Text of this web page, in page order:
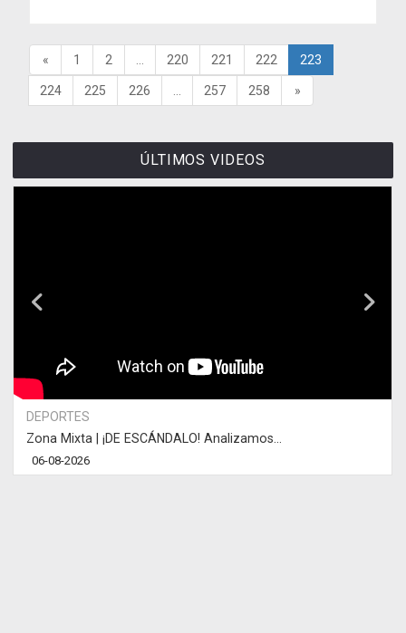
« 1 2 220 221 222 223
224 225 226 257 258 »
ÚLTIMOS VIDEOS
DEPORTES
Zona Mixta | ¡DE ESCÁNDALO! Analizamos...
06-08-2026